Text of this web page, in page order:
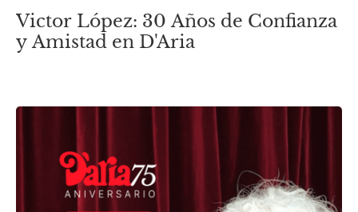
Victor López: 30 Años de Confianza
y Amistad en D'Aria